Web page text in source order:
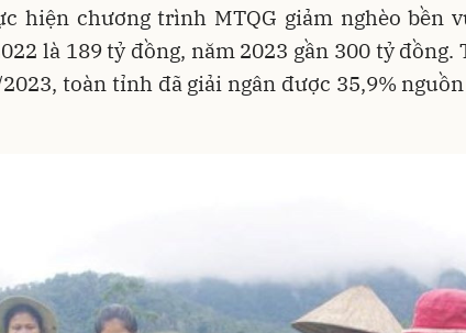
hiện chương trình MTQG giảm nghèo bền
là 189 tỷ đồng, năm 2023 gần 300 tỷ đồng.
toàn tỉnh đã giải ngân được 35,9%